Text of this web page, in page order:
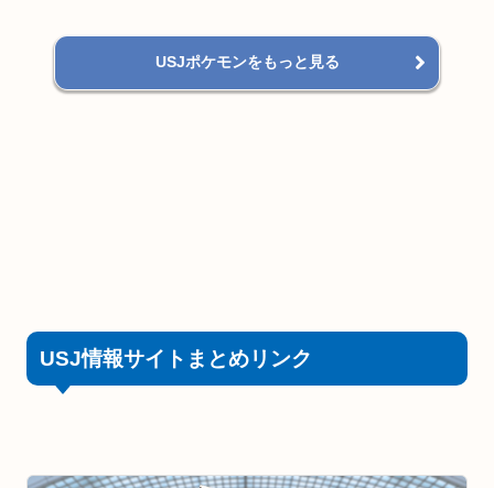
USJポケモンをもっと見る
USJ情報サイトまとめリンク